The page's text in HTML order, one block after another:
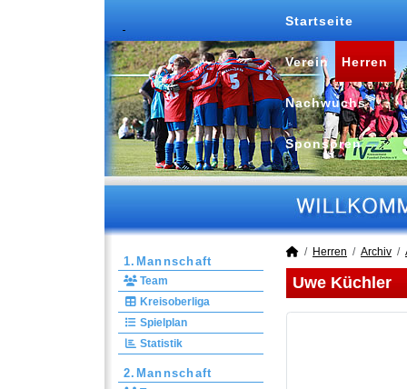
Startseite
Verein Herren
Nachwuchs
Sponsoren
1.Mannschaft
Team
Kreisoberliga
Spielplan
Statistik
2.Mannschaft
Herren Archiv
Uwe Küchler